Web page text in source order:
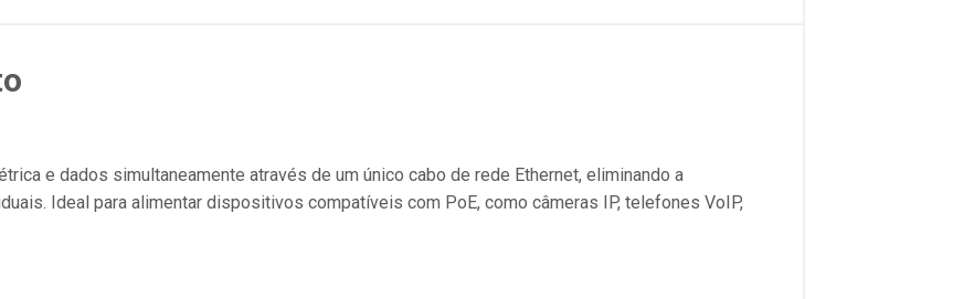
e dados simultaneamente através de um único cabo de rede Ethernet, eliminando a
Ideal para alimentar dispositivos compatíveis com PoE, como câmeras IP, telefones VoIP,